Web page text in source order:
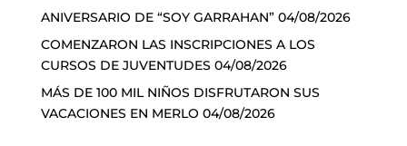
ANIVERSARIO DE “SOY GARRAHAN” 04/08/2026
COMENZARON LAS INSCRIPCIONES A LOS
CURSOS DE JUVENTUDES 04/08/2026
MÁS DE 100 MIL NIÑOS DISFRUTARON SUS
VACACIONES EN MERLO 04/08/2026